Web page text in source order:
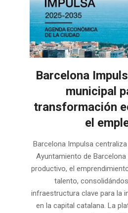
Barcelona
municipal
transformación
el
05-
03
Barcelona Impulsa
Ayuntamiento de
productivo, el
talento,
infraestructura clave para la
en la capital catalana. La